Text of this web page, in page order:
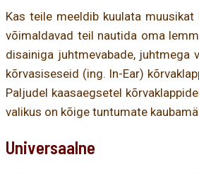
Kas teile meeldib kuulata
võimaldavad teil nautida oma
disainiga juhtmevabade, juhtmega
kõrvasiseseid (ing. In-Ear)
Paljudel kaasaegsetel
valikus on kõige tuntumate
Universaalne